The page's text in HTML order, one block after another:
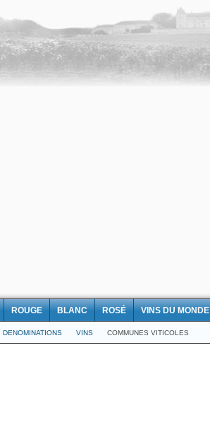
ROUGE BLANC ROSÉ VINS DU MONDE
DENOMINATIONS VINS COMMUNES VITICOLES